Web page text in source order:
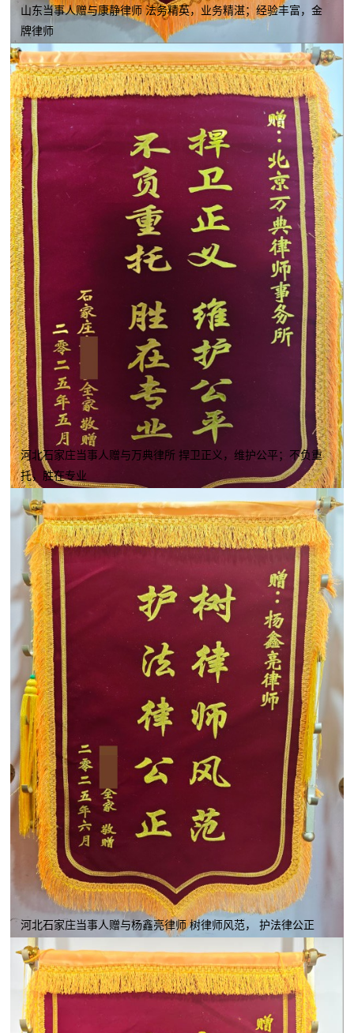
山东当事人赠与康静律师 法务精英，业务精湛；经验丰富，金
牌律师
河北石家庄当事人赠与万典律所 捍卫正义，维护公平；不负重
托，胜在专业
河北石家庄当事人赠与杨鑫亮律师 树律师风范， 护法律公正